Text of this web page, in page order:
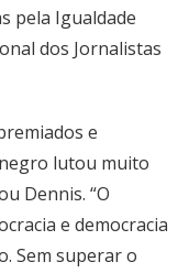
pela Igualdade
dos Jornalistas
e
lutou muito
Dennis. “O
e democracia
Sem superar o